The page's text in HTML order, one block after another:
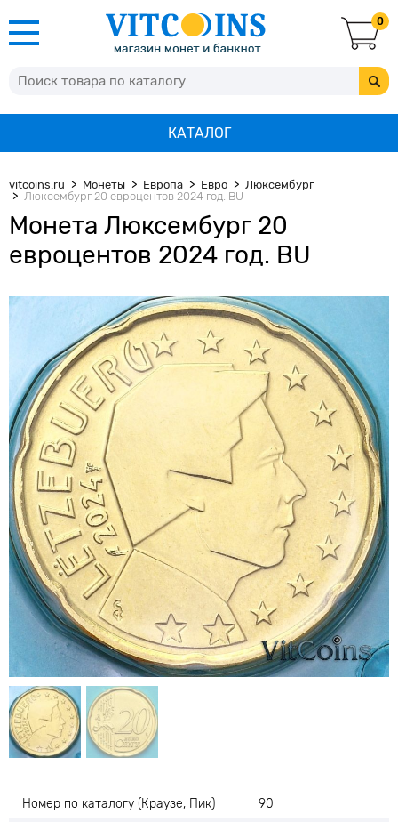
0
КАТАЛОГ
vitcoins.ru Монеты Европа Евро
Люксембург
Люксембург 20 евроцентов 2024 год. BU
Монета Люксембург 20
евроцентов 2024 год. BU
Номер по каталогу (Краузе, Пик)
90